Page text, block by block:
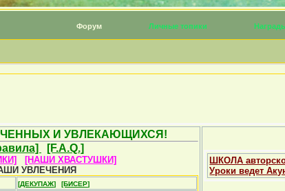
Форум Личные топики
И УВЛЕКАЮЩИХСЯ!
[F.A.Q.]
[НАШИ ХВАСТУШКИ]
УВЛЕЧЕНИЯ
[ДЕКУПАЖ]
[БИСЕР]
ШКОЛА
Уроки ведет